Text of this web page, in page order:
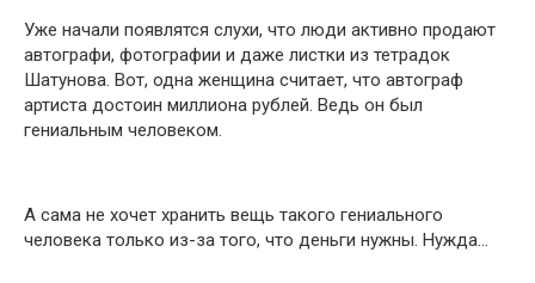
Уже начали появлятся слухи, что люди активно продают
автографи, фотографии и даже листки из тетрадок
Шатунова. Вот, одна женщина считает, что автограф
артиста достоин миллиона рублей. Ведь он был
гениальным человеком.
А сама не хочет хранить вещь такого гениального
человека только из-за того, что деньги нужны. Нужда…